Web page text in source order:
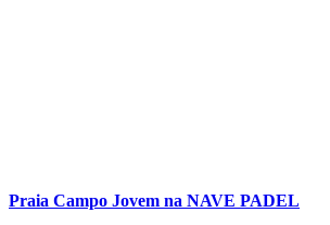
Praia Campo Jovem na NAVE PADEL